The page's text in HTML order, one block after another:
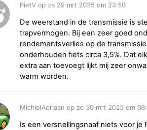
PietV op za 29 mrt 2025 om 23:50
De weerstand in de transmissie is
trapvermogen. Bij een zeer goed
rendementsverlies op de
onderhouden fiets circa 3,5%. Dat
extra aan toevoegt lijkt mij zeer
warm worden.
MichielAdriaan op zo 30 mrt 2025 om
Is een versnellingsnaaf niets voor